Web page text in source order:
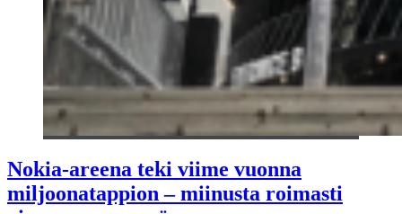
Nokia-areena teki viime vuonna
miljoonatappion – miinusta roimasti